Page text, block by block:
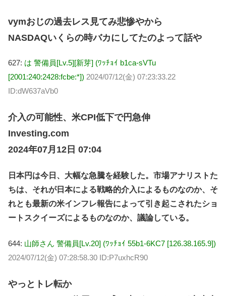
vymおじの過去レス見てみ悲惨やから
NASDAQいくらの時バカにしてたのよって話や
627: は 警備員[Lv.5][新芽] (ﾜｯﾁｮｲ b1ca-sVTu
[2001:240:2428:fcbe:*]) 2024/07/12(金) 07:23:33.22
ID:dW637aVb0
介入の可能性、米CPI低下で円急伸
Investing.com
2024年07月12日 07:04
日本円は今日、大幅な急騰を経験した。市場アナリストた
ちは、それが日本による戦略的介入によるものなのか、そ
れとも最新の米インフレ報告によって引き起こされたショ
ートスクイーズによるものなのか、議論している。
644: 山師さん 警備員[Lv.20] (ﾜｯﾁｮｲ 55b1-6KC7 [126.38.165.9])
2024/07/12(金) 07:28:58.30 ID:P7uxhcR90
やっとトレ転か